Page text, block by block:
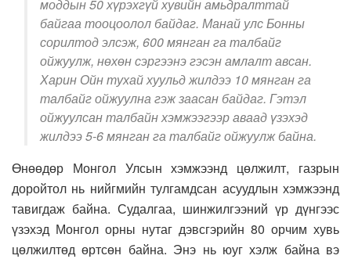
моддын 50 хүрэхгүй хувийн амьдралттай
байгаа тооцоолол байдаг. Манай улс Бонны
сорилтод элсэж, 600 мянган га талбайг
ойжуулж, нөхөн сэргээнэ гэсэн амлалт авсан.
Харин Ойн тухай хуульд жилдээ 10 мянган га
талбайг ойжуулна гэж заасан байдаг. Гэтэл
ойжуулсан талбайн хэмжээгээр аваад үзэхэд
жилдээ 5-6 мянган га талбайг ойжуулж байна.
Өнөөдөр Монгол Улсын хэмжээнд цөлжилт, газрын
доройтол нь нийгмийн тулгамдсан асуудлын хэмжээнд
тавигдаж байна. Судалгаа, шинжилгээний үр дүнгээс
үзэхэд Монгол орны нутаг дэвсгэрийн 80 орчим хувь
цөлжилтөд өртсөн байна. Энэ нь юуг хэлж байна вэ